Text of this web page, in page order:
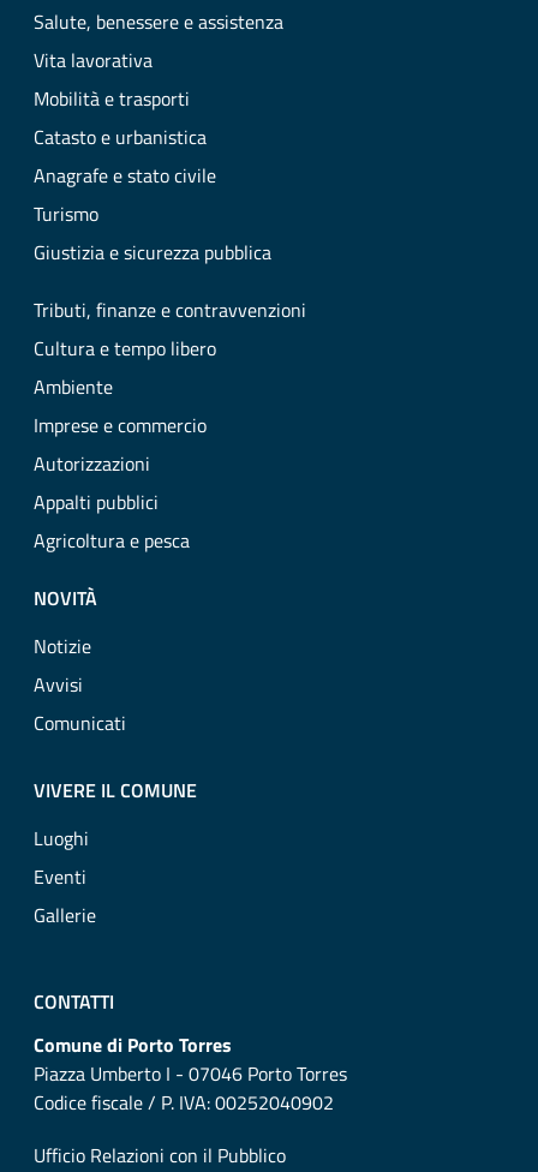
Salute, benessere e assistenza
Vita lavorativa
Mobilità e trasporti
Catasto e urbanistica
Anagrafe e stato civile
Turismo
Giustizia e sicurezza pubblica
Tributi, finanze e contravvenzioni
Cultura e tempo libero
Ambiente
Imprese e commercio
Autorizzazioni
Appalti pubblici
Agricoltura e pesca
NOVITÀ
Notizie
Avvisi
Comunicati
VIVERE IL COMUNE
Luoghi
Eventi
Gallerie
CONTATTI
Comune di Porto Torres
Piazza Umberto I - 07046 Porto Torres
Codice fiscale / P. IVA: 00252040902
Ufficio Relazioni con il Pubblico